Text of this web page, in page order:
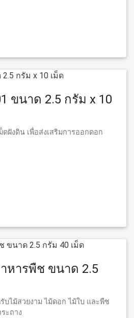
ขนาด 2.5 กรัม x 10
ฝังดิน เพื่อส่งเสริมการออกดอก
หารพืช ขนาด 2.5
บไม้สวยงาม ไม้ดอก ไม้ใบ และพืช
ะถาง